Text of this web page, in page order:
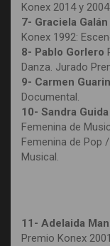
Konex 2014 y
7- Graciela Galán
Konex 1992:
8- Pablo Gorlero
Danza. Jurado
9- Carmen
Documental.
10- Sandra Guida
Femenina de
Femenina de Pop
Musical.
11- Adelaida
Premio Konex